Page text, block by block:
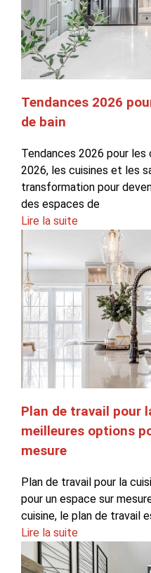
Tendances 2026
de bain
Tendances 2026 pour les
2026, les cuisines et les
transformation pour
des espaces de
Lire la suite
Plan de travail pour
meilleures options
mesure
Plan de travail pour la
pour un espace sur
cuisine, le plan de travail
Lire la suite